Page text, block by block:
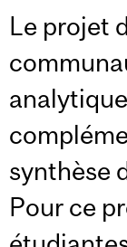
Le projet
synthèse
Pour ce